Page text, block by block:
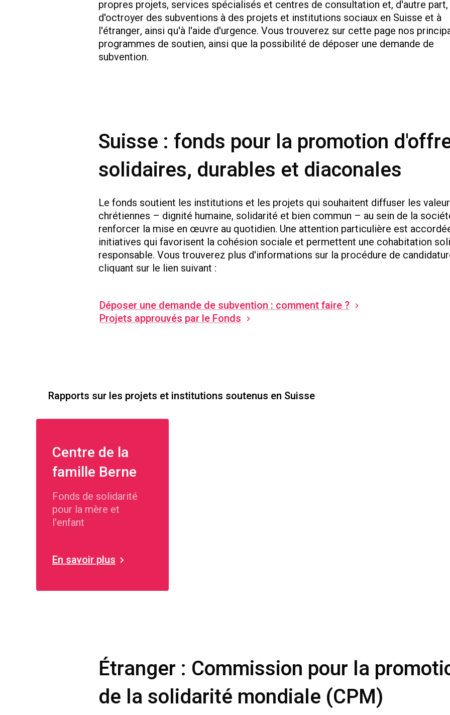
propres projets, services spécialisés et centres de consultation et, d'autre part,
d'octroyer des subventions à des projets et institutions sociaux en Suisse et à
l'étranger, ainsi qu'à l'aide d'urgence. Vous trouverez sur cette page nos
programmes de soutien, ainsi que la possibilité de déposer une demande de
subvention.
Suisse : fonds pour la promotion
solidaires, durables et diaconales
Le fonds soutient les institutions et les projets qui souhaitent diffuser les
chrétiennes – dignité humaine, solidarité et bien commun – au sein de la
renforcer la mise en œuvre au quotidien. Une attention particulière est
initiatives qui favorisent la cohésion sociale et permettent une cohabitation
responsable. Vous trouverez plus d'informations sur la procédure de
cliquant sur le lien suivant :
Déposer une demande de subvention : comment faire ?
Projets approuvés par le Fonds
Rapports sur les projets et institutions soutenus en Suisse
Centre de la
famille Berne
Fonds de solidarité
pour la mère et
l'enfant
En savoir plus
Étranger : Commission pour la
de la solidarité mondiale (CPM)